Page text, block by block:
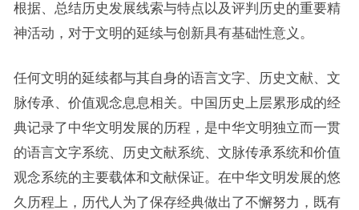
根据、总结历史发展线索与特点以及评判历史的重要精
神活动，对于文明的延续与创新具有基础性意义。
任何文明的延续都与其自身的语言文字、历史文献、文
脉传承、价值观念息息相关。中国历史上层累形成的经
典记录了中华文明发展的历程，是中华文明独立而一贯
的语言文字系统、历史文献系统、文脉传承系统和价值
观念系统的主要载体和文献保证。在中华文明发展的悠
久历程上，历代人为了保存经典做出了不懈努力，既有